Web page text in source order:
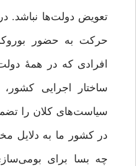
تعویض دولت‌ها نباشد.
حرکت به حضور
افرادی که در همۀ
ساختار اجرایی
سیاست‌های کلان را
در کشور ما به دلایل
چه بسا برای